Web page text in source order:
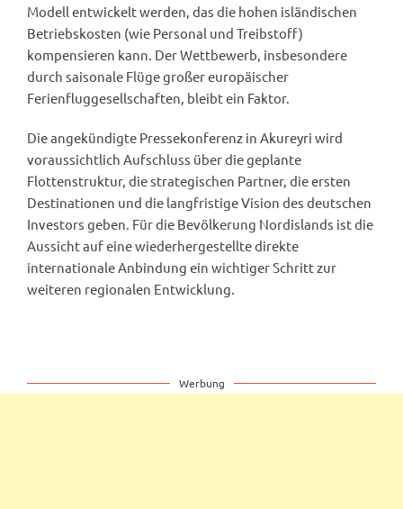
Modell entwickelt werden, das die hohen isländischen
Betriebskosten (wie Personal und Treibstoff)
kompensieren kann. Der Wettbewerb, insbesondere
durch saisonale Flüge großer europäischer
Ferienfluggesellschaften, bleibt ein Faktor.
Die angekündigte Pressekonferenz in Akureyri wird
voraussichtlich Aufschluss über die geplante
Flottenstruktur, die strategischen Partner, die ersten
Destinationen und die langfristige Vision des deutschen
Investors geben. Für die Bevölkerung Nordislands ist die
Aussicht auf eine wiederhergestellte direkte
internationale Anbindung ein wichtiger Schritt zur
weiteren regionalen Entwicklung.
Werbung